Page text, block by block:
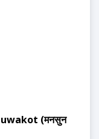
(मनसुन